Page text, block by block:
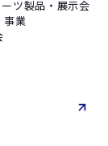
ツ製品・展示会
事業